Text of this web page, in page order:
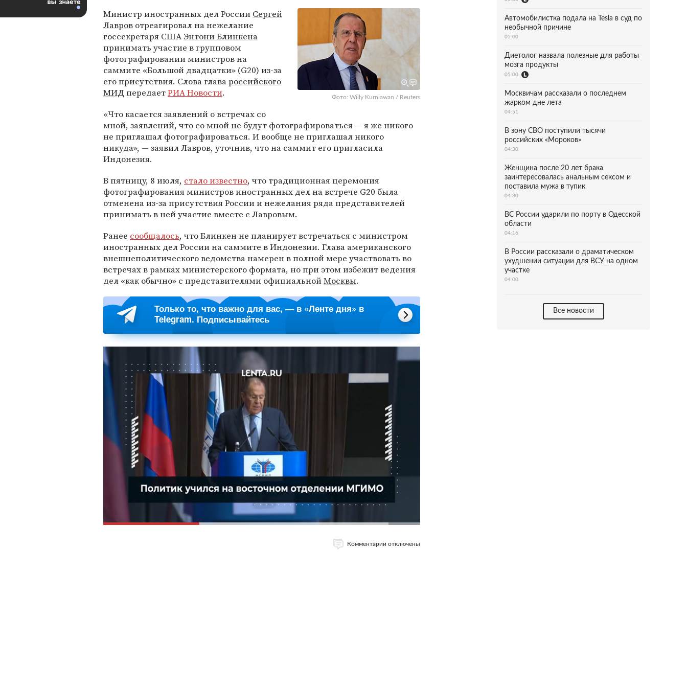
Фото: Willy Kurniawan / Reuters
Министр иностранных дел России Сергей
Лавров отреагировал на нежелание
госсекретаря США Энтони Блинкена
принимать участие в групповом
фотографировании министров на
саммите «Большой двадцатки» (G20) из-за
его присутствия. Слова главароссийского
МИД передаетРИА Новости.
«Что касается заявлений о встречах со
мной, заявлений, что со мной не будут фотографироваться — я же никого
не приглашал фотографироваться. И вообще не приглашал никого
никуда», — заявил Лавров, уточнив, что на саммит его пригласила
Индонезия.
В пятницу, 8 июля, стало известно, что традиционная церемония
фотографирования министров иностранных дел на встрече G20 была
отменена из-за присутствия России и нежелания ряда представителей
принимать в ней участие вместе с Лавровым.
Ранее сообщалось, что Блинкен не планирует встречаться с министром
иностранных дел России на саммите в Индонезии. Глава американского
внешнеполитического ведомства намерен в полной мере участвовать во
встречах в рамках министерского формата, но при этом избежит ведения
дел «как обычно» с представителями официальнойМосквы.
Только то, что важно для вас, — в «Ленте дня» в
Telegram. Подписывайтесь
Комментарии отключены
Автомобилистка подала на Tesla в суд по
необычной причине
05:00
Диетолог назвала полезные для работы
мозга продукты
05:00
Москвичам рассказали о последнем
жарком дне лета
04:51
В зону СВО поступили тысячи
российских «Мороков»
04:30
Женщина после 20 лет брака
заинтересовалась анальным сексом и
поставила мужа в тупик
04:30
ВС России ударили по порту в Одесской
области
04:16
В России рассказали о драматическом
ухудшении ситуации для ВСУ на одном
участке
04:00
Все новости